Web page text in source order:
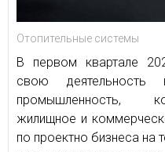
Отопительные системы
В первом квартале
свою деятельность
промышленность,
жилищное и
по проектно бизнеса на